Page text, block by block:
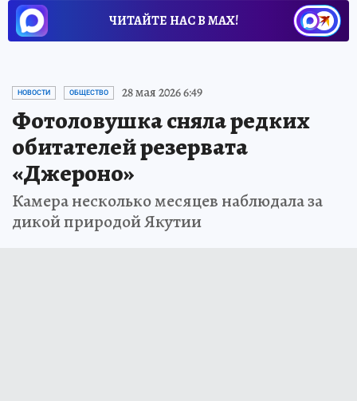
ЧИТАЙТЕ НАС В МАХ!
НОВОСТИ ОБЩЕСТВО 28 мая 2026 6:49
Фотоловушка сняла редких
обитателей резервата
«Джероно»
Камера несколько месяцев наблюдала за
дикой природой Якутии